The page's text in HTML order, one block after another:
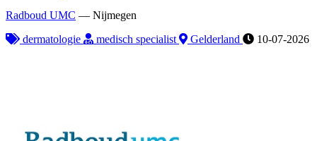
Radboud UMC — Nijmegen
dermatologie
medisch specialist Gelderland 10-07-2026